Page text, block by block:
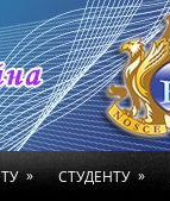
» СТУДЕНТУ »